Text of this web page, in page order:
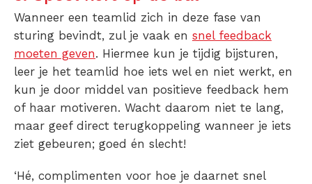
Wanneer een teamlid zich in deze fase van
sturing bevindt, zul je vaak en snel feedback
moeten geven. Hiermee kun je tijdig bijsturen,
leer je het teamlid hoe iets wel en niet werkt, en
kun je door middel van positieve feedback hem
of haar motiveren. Wacht daarom niet te lang,
maar geef direct terugkoppeling wanneer je iets
ziet gebeuren; goed én slecht!
‘Hé, complimenten voor hoe je daarnet snel